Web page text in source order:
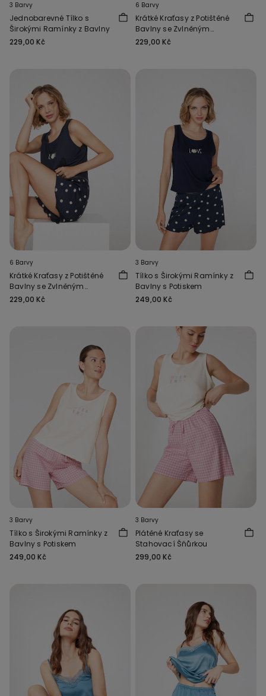
3 Barvy
Jednobarevné Tílko s
Širokými Ramínky z Bavlny
229,00 Kč
6 Barvy
Krátké Kraťasy z Potištěné
Bavlny se Zvlněným
Lemem
229,00 Kč
6 Barvy
Krátké Kraťasy z Potištěné
Bavlny se Zvlněným
Lemem
229,00 Kč
3 Barvy
Tílko s Širokými Ramínky z
Bavlny s Potiskem
249,00 Kč
3 Barvy
Tílko s Širokými Ramínky z
Bavlny s Potiskem
249,00 Kč
3 Barvy
Plátěné Kraťasy se
Stahovací Šňůrkou
299,00 Kč